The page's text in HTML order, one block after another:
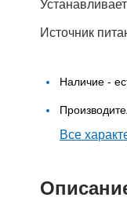
Источник
Наличие -
Все